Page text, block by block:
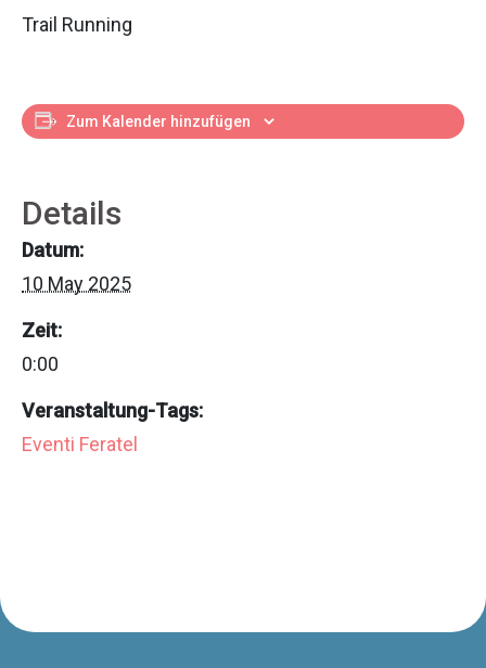
Trail Running
Zum Kalender hinzufügen
Details
Datum:
10 May 2025
Zeit:
0:00
Veranstaltung-Tags:
Eventi Feratel